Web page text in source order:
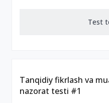
Test
Tanqidiy fikrlash va
nazorat testi #1